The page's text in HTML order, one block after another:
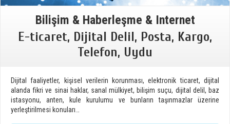
Bilişim & Haberleşme & Internet
E-ticaret, Dijital Delil, Posta, Kargo,
Telefon, Uydu
Dijital faaliyetler, kişisel verilerin korunması, elektronik ticaret, dijital
alanda fikri ve sinai haklar, sanal mülkiyet, bilişim suçu, dijital delil, baz
istasyonu, anten, kule kurulumu ve bunların taşınmazlar üzerine
yerleştirilmesi konuları…